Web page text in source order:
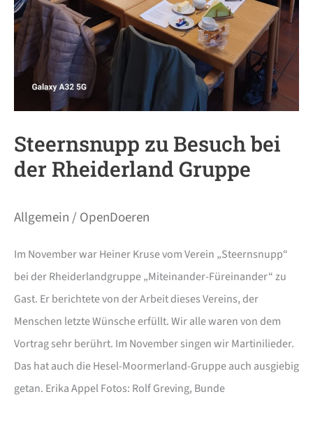
Steernsnupp zu Besuch bei
der Rheiderland Gruppe
Allgemein/ OpenDoeren
Im November war Heiner Kruse vom Verein „Steernsnupp“
bei der Rheiderlandgruppe „Miteinander-Füreinander“ zu
Gast. Er berichtete von der Arbeit dieses Vereins, der
Menschen letzte Wünsche erfüllt. Wir alle waren von dem
Vortrag sehr berührt. Im November singen wir Martinilieder.
Das hat auch die Hesel-Moormerland-Gruppe auch ausgiebig
getan. Erika Appel Fotos: Rolf Greving, Bunde